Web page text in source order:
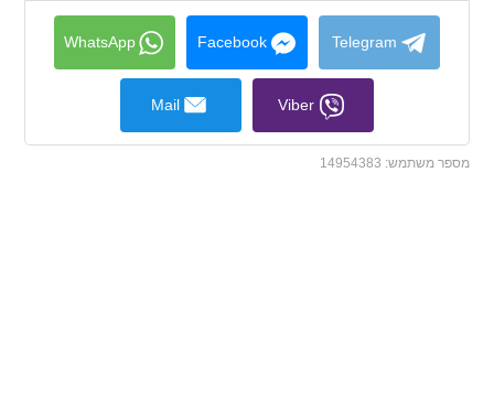
collapse
contents
Telegram
Facebook
WhatsApp
Viber
Mail
מספר משתמש: 14954383